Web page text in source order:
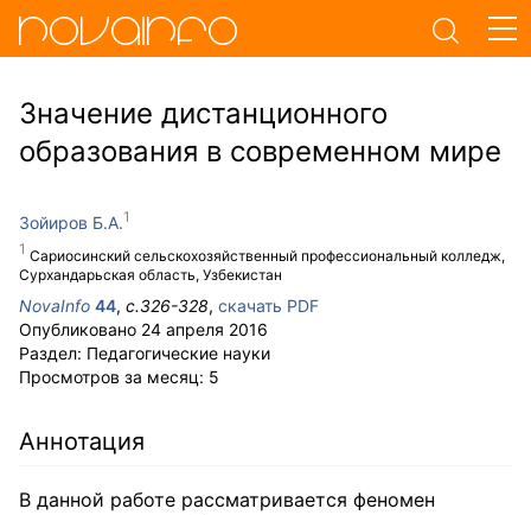
Значение дистанционного
образования в современном мире
Зойиров Б.А.
Сариосинский сельскохозяйственный профессиональный колледж,
Сурхандарьская область, Узбекистан
NovaInfo 44, с.326-328, скачать PDF
Опубликовано 24 апреля 2016
Раздел: Педагогические науки
Просмотров за месяц: 5
Аннотация
В данной работе рассматривается феномен